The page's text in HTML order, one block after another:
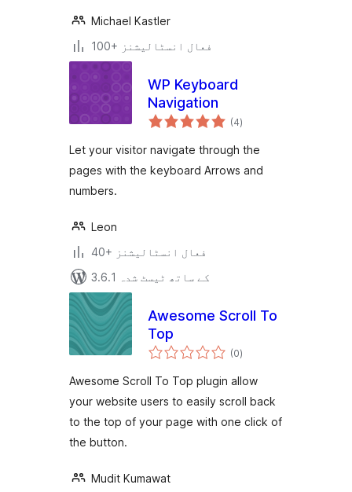
Michael Kastler
100+ فعال انسٹالیشنز
WP Keyboard
Navigation
(4مجموعی
درجہ
)
Let your visitor navigate through the
pages with the keyboard Arrows and
numbers.
Leon
40+ فعال انسٹالیشنز
3.6.1 کے ساتھ ٹیسٹ شدہ
Awesome Scroll To
Top
(0مجموعی
درجہ
)
Awesome Scroll To Top plugin allow
your website users to easily scroll back
to the top of your page with one click of
the button.
Mudit Kumawat